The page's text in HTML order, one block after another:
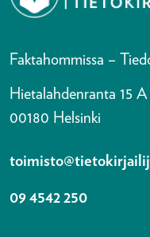
Faktahommissa –
Hietalahdenranta 15
00180 Helsinki
09 4542 250